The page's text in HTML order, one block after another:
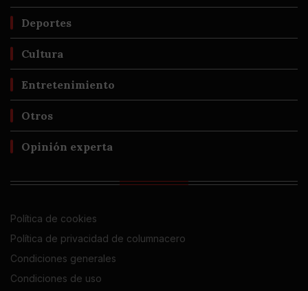
Deportes
Cultura
Entretenimiento
Otros
Opinión experta
Política de cookies
Política de privacidad de columnacero
Condiciones generales
Condiciones de uso